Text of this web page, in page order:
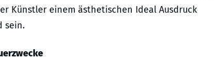
Künstler einem ästhetischen Ideal Ausdruck
sein.